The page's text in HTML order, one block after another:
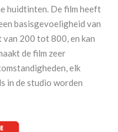
huidtinten. De film heeft
basisgevoeligheid van
van 200 tot 800, en kan
de film zeer
elk
in de studio worden